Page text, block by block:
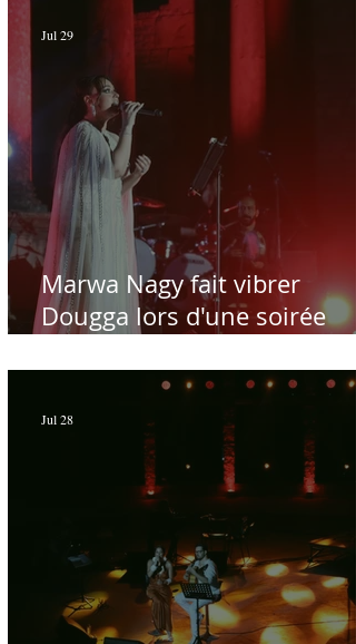
Marwa Nagy fait vibrer
Dougga lors d'une soirée
Hamdi - Par Sofien Manaï
Jul 29
Jul 28